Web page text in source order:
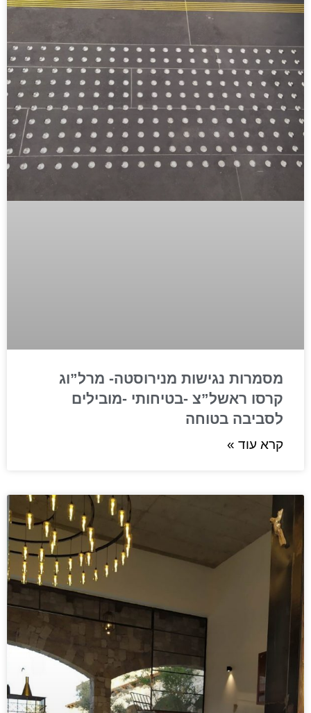
מסמרות נגישות מנירוסטה- מרל”וג
קרסו ראשל”צ -בטיחותי -מובילים
לסביבה בטוחה
קרא עוד »